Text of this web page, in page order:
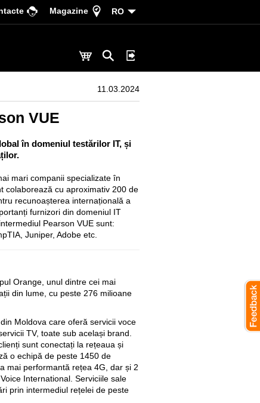
Magazine RO
11.03.2024
VUE
în domeniul testărilor IT, și
mari companii specializate în
colaborează cu aproximativ 200 de
recunoașterea internațională a
furnizori din domeniul IT
Pearson VUE sunt:
Juniper, Adobe etc.
Orange, unul dintre cei mai
din lume, cu peste 276 milioane
Moldova care oferă servicii voce
TV, toate sub același brand.
sunt conectați la rețeaua și
o echipă de peste 1450 de
mai performantă rețea 4G, dar și 2
International. Serviciile sale
prin intermediul rețelei de peste